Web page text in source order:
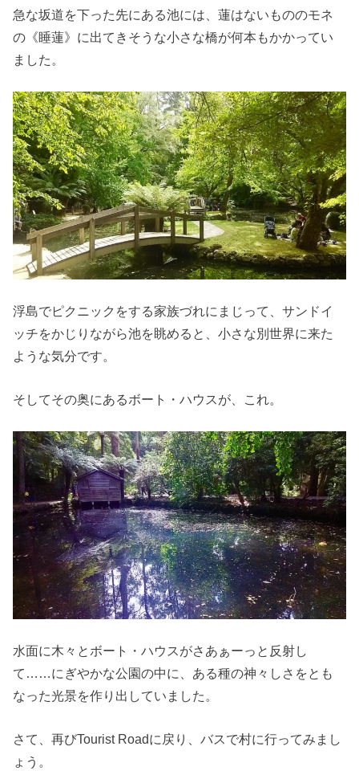
急な坂道を下った先にある池には、蓮はないもののモネ
の《睡蓮》に出てきそうな小さな橋が何本もかかってい
ました。
浮島でピクニックをする家族づれにまじって、サンドイ
ッチをかじりながら池を眺めると、小さな別世界に来た
ような気分です。
そしてその奥にあるボート・ハウスが、これ。
水面に木々とボート・ハウスがさあぁーっと反射し
て……にぎやかな公園の中に、ある種の神々しさをとも
なった光景を作り出していました。
さて、再びTourist Roadに戻り、バスで村に行ってみまし
ょう。